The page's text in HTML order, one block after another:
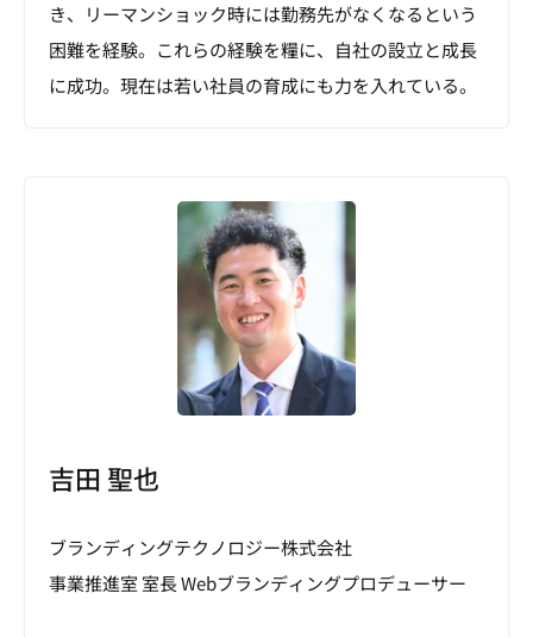
き、リーマンショック時には勤務先がなくなるという
困難を経験。これらの経験を糧に、自社の設立と成長
に成功。現在は若い社員の育成にも力を入れている。
吉田 聖也
ブランディングテクノロジー株式会社
事業推進室 室長 Webブランディングプロデューサー